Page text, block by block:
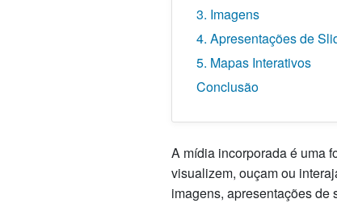
3. Imagens
4. Apresentações de
5. Mapas Interativos
Conclusão
A mídia incorporada é uma
visualizem, ouçam ou
imagens, apresentações de